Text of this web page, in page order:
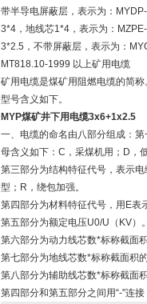
带半导电屏蔽层，表示为：
3*4，地线芯1*4，表示为：
3*2.5，不带屏蔽层，表示为：
MT818.10-1999 以上矿用电缆
矿用电缆是煤矿用阻燃电缆的简
型号含义如下。
MYP煤矿井下用电缆3x6+1x2.5
一、电缆的命名由八部分组成：
母含义如下：C，采煤机用；D，
第三部分为结构特征代号，表示
型；R，绕包加强。
第四部分为材料特征代号，用E表
第五部分为额定电压U0/U（KV）
第六部分为动力线芯数*标称截面
第七部分为地线芯数*标称截面积
第八部分为辅助线芯数*标称截面
第四部分和第五部分之间用“-"连